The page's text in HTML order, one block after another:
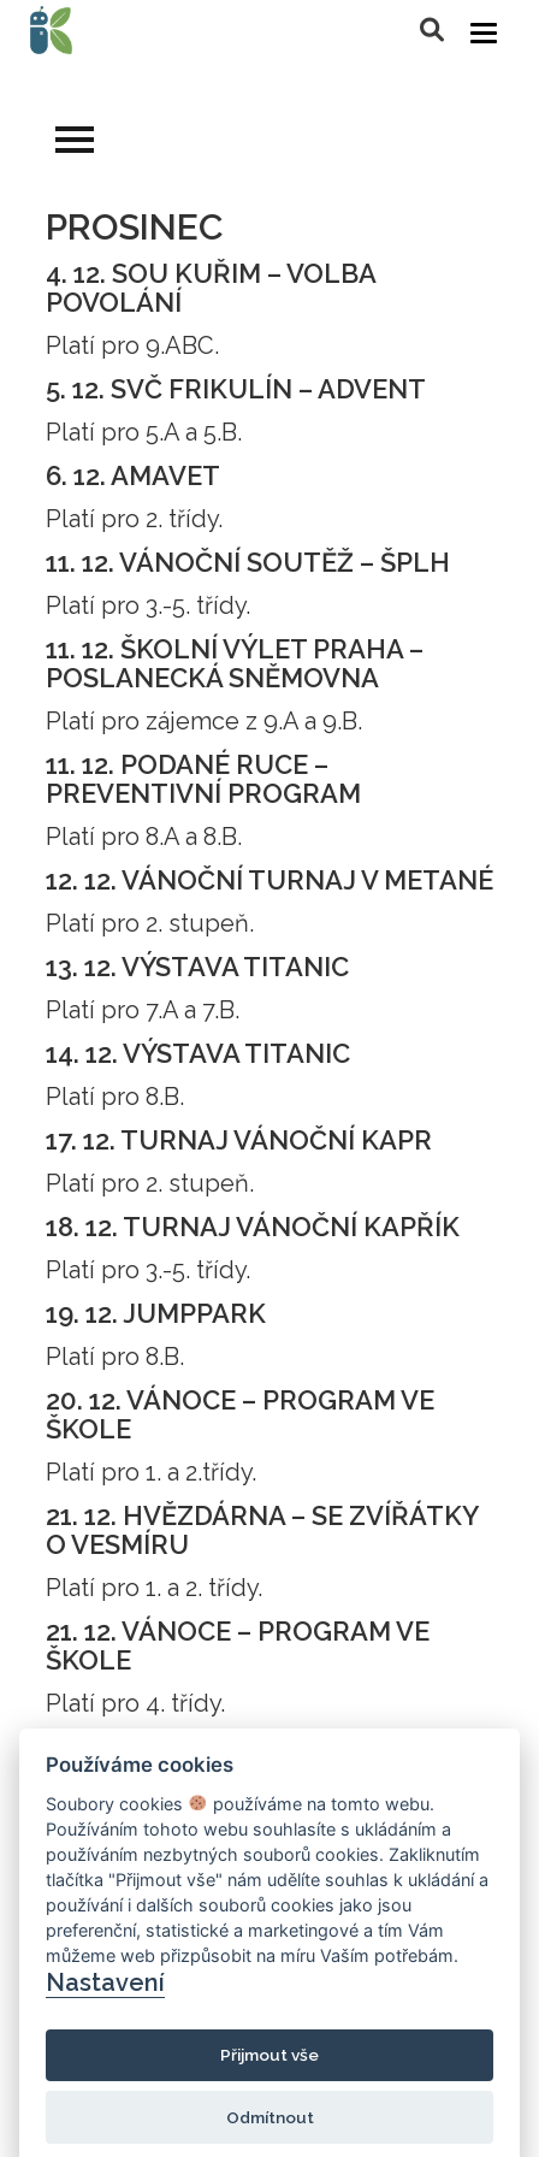
PROSINEC
4. 12. SOU KUŘIM – VOLBA
POVOLÁNÍ
Platí pro 9.ABC.
5. 12. SVČ FRIKULÍN – ADVENT
Platí pro 5.A a 5.B.
6. 12. AMAVET
Platí pro 2. třídy.
11. 12. VÁNOČNÍ SOUTĚŽ – ŠPLH
Platí pro 3.-5. třídy.
11. 12. ŠKOLNÍ VÝLET PRAHA –
POSLANECKÁ SNĚMOVNA
Platí pro zájemce z 9.A a 9.B.
11. 12. PODANÉ RUCE –
PREVENTIVNÍ PROGRAM
Platí pro 8.A a 8.B.
12. 12. VÁNOČNÍ TURNAJ V METANÉ
Platí pro 2. stupeň.
13. 12. VÝSTAVA TITANIC
Platí pro 7.A a 7.B.
14. 12. VÝSTAVA TITANIC
Platí pro 8.B.
17. 12. TURNAJ VÁNOČNÍ KAPR
Platí pro 2. stupeň.
18. 12. TURNAJ VÁNOČNÍ KAPŘÍK
Platí pro 3.-5. třídy.
19. 12. JUMPPARK
Platí pro 8.B.
20. 12. VÁNOCE – PROGRAM VE
ŠKOLE
Platí pro 1. a 2.třídy.
21. 12. HVĚZDÁRNA – SE ZVÍŘÁTKY
O VESMÍRU
Platí pro 1. a 2. třídy.
21. 12. VÁNOCE – PROGRAM VE
ŠKOLE
Platí pro 4. třídy.
Používáme cookies
Soubory cookies
používáme na tomto webu.
Používáním tohoto webu souhlasíte s ukládáním a
používáním nezbytných souborů cookies. Zakliknutím
tlačítka "Přijmout vše" nám udělíte souhlas k ukládání a
používání i dalších souborů cookies jako jsou
preferenční, statistické a marketingové a tím Vám
můžeme web přizpůsobit na míru Vaším potřebám.
Nastavení
Přijmout vše
Odmítnout